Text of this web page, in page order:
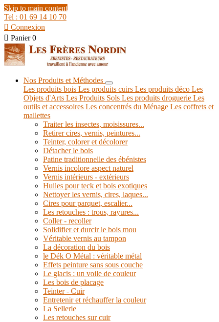
Skip to main content
Tel : 01 69 14 10 70
 Connexion
 Panier 0
Nos Produits et Méthodes
Les produits bois Les produits cuirs Les produits déco Les
Objets d'Arts Les Produits Sols Les produits droguerie Les
outils et accessoires Les concentrés du Ménage Les coffrets et
mallettes
Traiter les insectes, moisissures...
Retirer cires, vernis, peintures...
Teinter, colorer et décolorer
Détacher le bois
Patine traditionnelle des ébénistes
Vernis incolore aspect naturel
Vernis intérieurs - extérieurs
Huiles pour teck et bois exotiques
Nettoyer les vernis, cires, laques...
Cires pour parquet, escalier...
Les retouches : trous, rayures...
Coller - recoller
Solidifier et durcir le bois mou
Véritable vernis au tampon
La décoration du bois
le Dék O Métal : véritable métal
Effets peinture sans sous couche
Le glacis : un voile de couleur
Les bois de placage
Teinter - Cuir
Entretenir et réchauffer la couleur
La Sellerie
Les retouches sur cuir